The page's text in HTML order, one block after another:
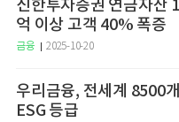
신한투자증권 연금자산
억 이상 고객 40% 폭증
금융 2025-10-20
우리금융, 전세계 8500
ESG 등급